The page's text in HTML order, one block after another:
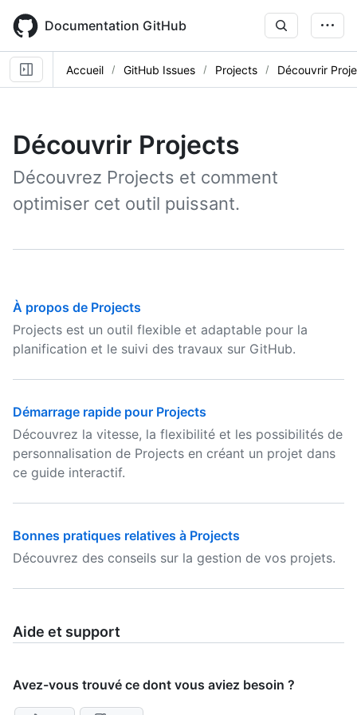
main
content
Documentation GitHub
Accueil GitHub Issues Projects Découvrir
Découvrir Projects
Découvrez Projects et comment
optimiser cet outil puissant.
À propos de Projects
Projects est un outil flexible et adaptable pour la
planification et le suivi des travaux sur GitHub.
Démarrage rapide pour Projects
Découvrez la vitesse, la flexibilité et les possibilités de
personnalisation de Projects en créant un projet dans
ce guide interactif.
Bonnes pratiques relatives à Projects
Découvrez des conseils sur la gestion de vos projets.
Aide et support
Avez-vous trouvé ce dont vous aviez besoin ?